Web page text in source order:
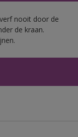
nooit door de
de kraan.